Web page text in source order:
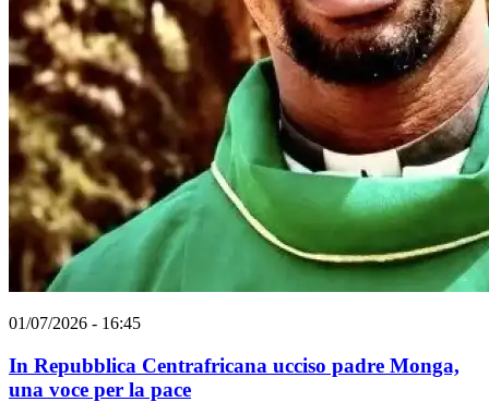
01/07/2026 - 16:45
In Repubblica Centrafricana ucciso padre Monga,
una voce per la pace